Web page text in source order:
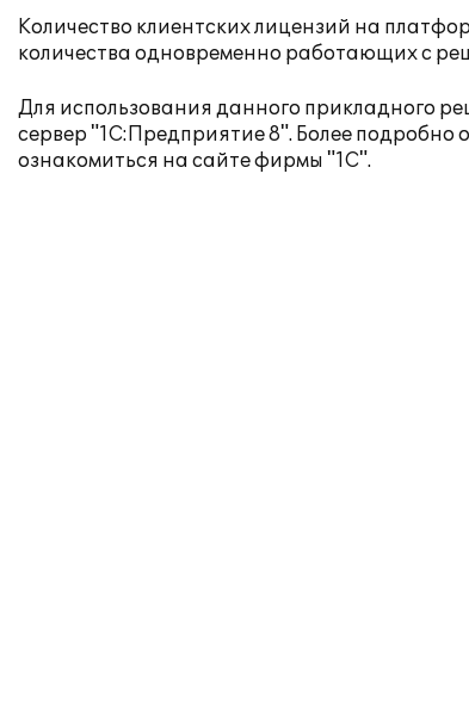
Kоличество клиентских лицензий на
количества одновременно работающих с
Для использования данного прикладного
сервер "1С:Предприятие 8". Более
ознакомиться на сайте фирмы "1С".